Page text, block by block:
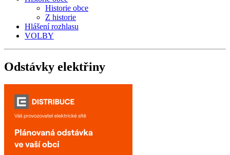
Historie obce
Z historie
Hlášení rozhlasu
VOLBY
Odstávky elektřiny